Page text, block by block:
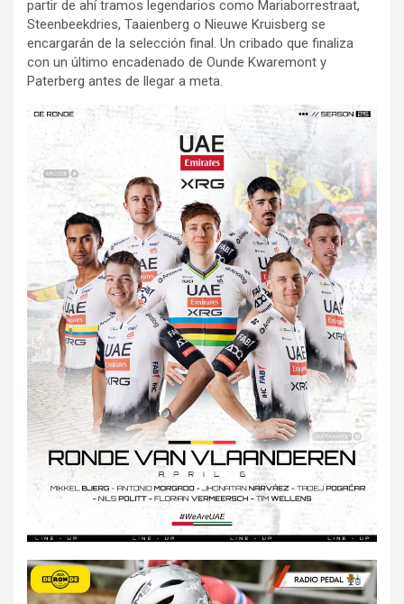
partir de ahí tramos legendarios como Mariaborrestraat,
Steenbeekdries, Taaienberg o Nieuwe Kruisberg se
encargarán de la selección final. Un cribado que finaliza
con un último encadenado de Ounde Kwaremont y
Paterberg antes de llegar a meta.